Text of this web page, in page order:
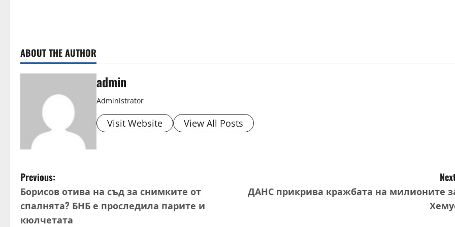
ABOUT THE AUTHOR
admin
Administrator
Visit Website View All Posts
P
o
s
Previous:
Борисов отива на съд за снимките от
спалнята? БНБ е проследила парите и
кюлчетата
ДАНС прикрива кражбата на милионите